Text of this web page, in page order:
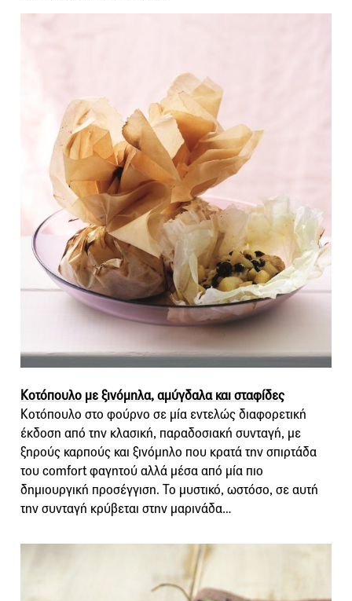
Κοτόπουλο με ξινόμηλα, αμύγδαλα και σταφίδες
Κοτόπουλο στο φούρνο σε μία εντελώς διαφορετική
έκδοση από την κλασική, παραδοσιακή συνταγή, με
ξηρούς καρπούς και ξινόμηλο που κρατά την σπιρτάδα
του comfort φαγητού αλλά μέσα από μία πιο
δημιουργική προσέγγιση. Το μυστικό, ωστόσο, σε αυτή
την συνταγή κρύβεται στην μαρινάδα…